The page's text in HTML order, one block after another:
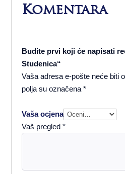
Komentara
Budite prvi koji će napisati
Studenica“
Vaša adresa e-pošte neće biti
polja su označena*
Vaša ocjena
Vaš pregled*